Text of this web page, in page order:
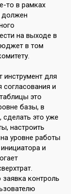
то в рамках
должен
на выходе в
в том
инструмент для
и
это
базы, в
сделать это уже
настроить
уровне работы
и
контроль